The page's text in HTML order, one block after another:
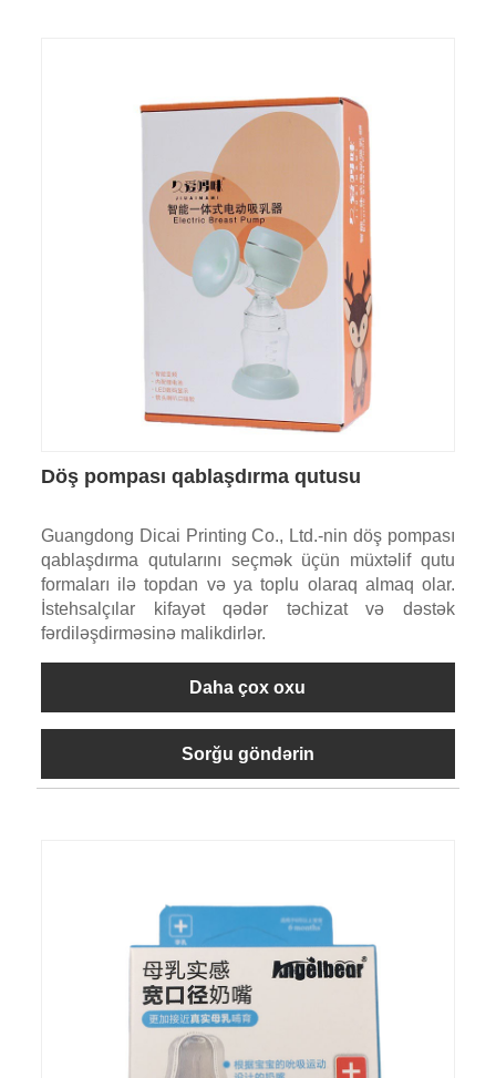
Döş pompası qablaşdırma qutusu
Guangdong Dicai Printing Co., Ltd.-nin döş pompası
qablaşdırma qutularını seçmək üçün müxtəlif qutu
formaları ilə topdan və ya toplu olaraq almaq olar.
İstehsalçılar kifayət qədər təchizat və dəstək
fərdiləşdirməsinə malikdirlər.
Daha çox oxu
Sorğu göndərin